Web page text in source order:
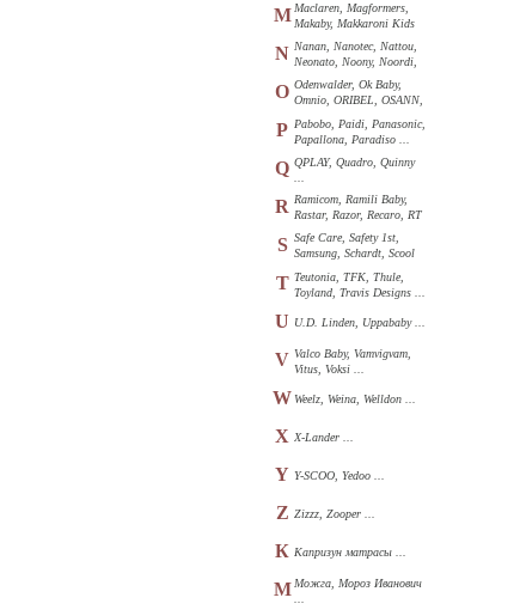
M Maclaren, Magformers,
Makaby, Makkaroni Kids
N Nanan, Nanotec, Nattou,
Neonato, Noony, Noordi,
O Odenwalder, Ok Baby,
Omnio, ORIBEL, OSANN,
P Pabobo, Paidi, Panasonic,
Papallona, Paradiso ...
Q QPLAY, Quadro, Quinny
R Ramicom, Ramili Baby,
Rastar, Razor, Recaro, RT
S Safe Care, Safety 1st,
Samsung, Schardt, Scool
T Teutonia, TFK, Thule,
Toyland, Travis Designs ...
U U.D. Linden, Uppababy ...
V Valco Baby, Vamvigvam,
Vitus, Voksi ...
WWeelz, Weina, Welldon ...
X X-Lander ...
Y Y-SCOO, Yedoo ...
Z Zizzz, Zooper ...
К Капризун матрасы ...
М Можга, Мороз Иванович